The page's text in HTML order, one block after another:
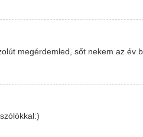
megérdemled, sőt nekem az év